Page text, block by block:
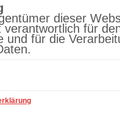
dieser
verantwortlich für
und für die